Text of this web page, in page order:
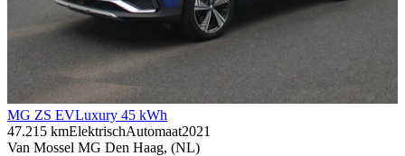
MG ZS EVLuxury 45 kWh
47.215 kmElektrischAutomaat2021
Van Mossel MG Den Haag, (NL)